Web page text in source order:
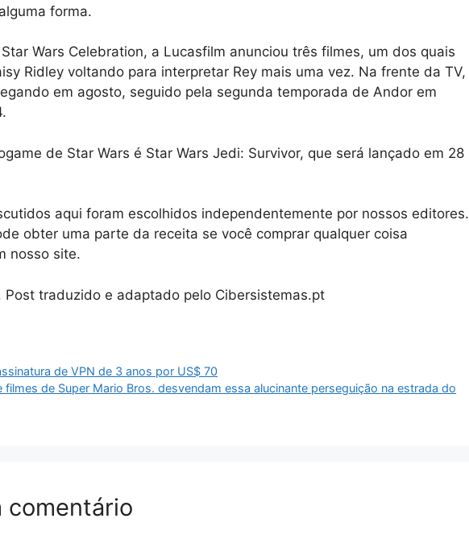
forma.
Wars Celebration, a Lucasfilm anunciou três filmes, um dos quais
Ridley voltando para interpretar Rey mais uma vez. Na frente da TV,
em agosto, seguido pela segunda temporada de Andor em
de Star Wars é Star Wars Jedi: Survivor, que será lançado em 28
aqui foram escolhidos independentemente por nossos editores.
obter uma parte da receita se você comprar qualquer coisa
nosso site.
Post traduzido e adaptado pelo Cibersistemas.pt
de VPN de 3 anos por US$ 70
filmes de Super Mario Bros. desvendam essa alucinante perseguição na estrada do
comentário